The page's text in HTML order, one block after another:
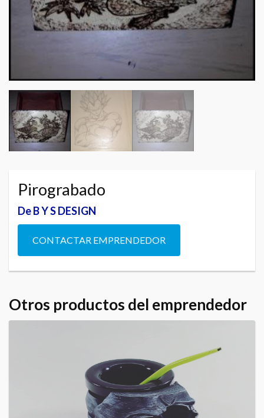
Pirograbado
De B Y S DESIGN
CONTACTAR EMPRENDEDOR
Otros productos del emprendedor